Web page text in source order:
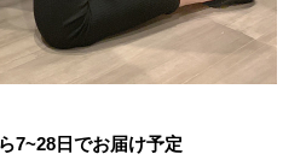
7~28日でお届け予定